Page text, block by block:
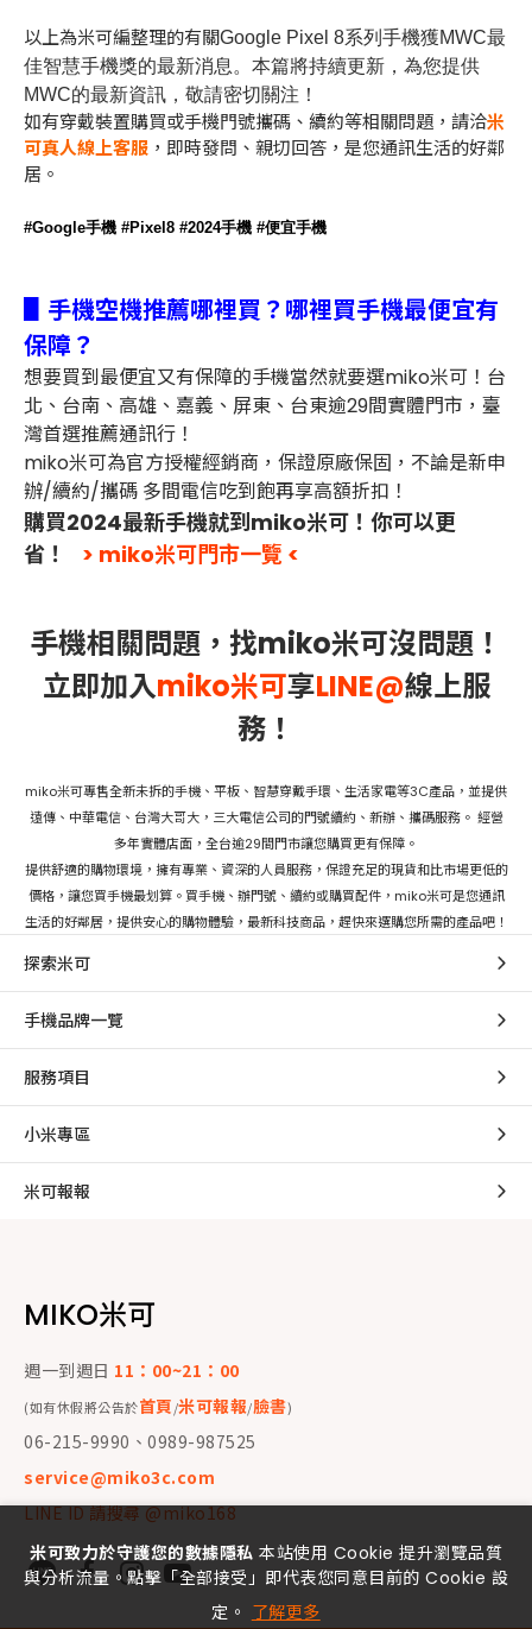
以上為米可編整理的有關Google Pixel 8系列手機獲MWC最
佳智慧手機獎的最新消息。本篇將持續更新，為您提供
MWC的最新資訊，敬請密切關注！
如有穿戴裝置購買或手機門號攜碼、續約等相關問題，請洽米
可真人線上客服 ，即時發問、親切回答，是您通訊生活的好鄰
居。
#Google手機 #Pixel8 #2024手機 #便宜手機
▋手機空機推薦哪裡買？哪裡買手機最便宜有
保障？
想要買到最便宜又有保障的手機當然就要選miko米可！台
北、台南、高雄、嘉義、屏東、台東逾29間實體門市，臺
灣首選推薦通訊行！
miko米可為官方授權經銷商，保證原廠保固，不論是新申
辦/續約/攜碼 多間電信吃到飽再享高額折扣！
購買2024最新手機就到miko米可！你可以更
省！
> miko米可門市一覽 <
手機相關問題，找miko米可沒問題！
立即加入miko米可享LINE@線上服
務！
miko米可專售全新未拆的手機、平板、智慧穿戴手環、生活家電等3C產品，並提供
遠傳、中華電信、台灣大哥大，三大電信公司的門號續約、新辦、攜碼服務。 經營
多年實體店面，全台逾29間門市讓您購買更有保障。
提供舒適的購物環境，擁有專業、資深的人員服務，保證充足的現貨和比市場更低的
價格，讓您買手機最划算。買手機、辦門號、續約或購買配件，miko米可是您通訊
生活的好鄰居，提供安心的購物體驗，最新科技商品，趕快來選購您所需的產品吧！
探索米可
手機品牌一覽
服務項目
小米專區
米可報報
MIKO米可
週一到週日 11：00~21：00
(如有休假將公告於首頁/米可報報/臉書)
06-215-9990、0989-987525
service@miko3c.com
LINE ID 請搜尋 @miko168
米可致力於守護您的數據隱私 本站使用 Cookie 提升瀏覽品質
與分析流量。點擊「全部接受」即代表您同意目前的 Cookie 設
定。 了解更多